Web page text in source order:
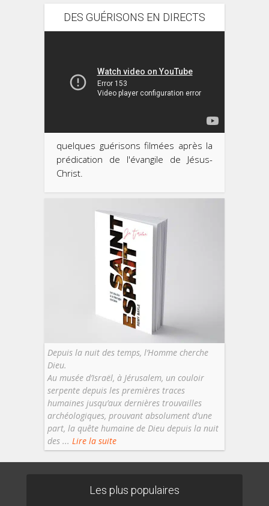
DES GUÉRISONS EN DIRECTS
quelques guérisons filmées après la
prédication de l'évangile de Jésus-
Christ.
Depuis la nuit des temps, l’Homme cherche
Dieu.
Au musée d’Israël, à Jérusalem, un couloir
serpente depuis les premières traces
humaines jusqu’aux dernières trouvailles
archéologiques, prouvant absolument d’une
part, la quête humaine de Dieu depuis la nuit
des ... Lire la suite
Les plus populaires